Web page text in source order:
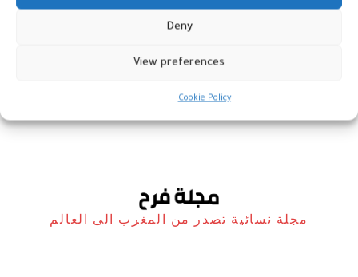
Deny
View preferences
Cookie Policy
رأس سبارطيل الدولي للفيلم
مجلة نسائية تصدر من المغرب الى العالم